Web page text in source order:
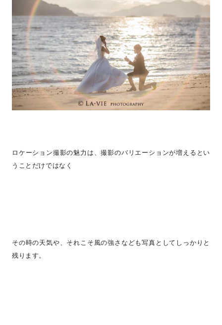
ロケーション撮影の魅力は、撮影のバリエーションが増えるとい
うことだけではなく
その時の天気や、それこそ風の強さなども写真としてしっかりと
残ります。